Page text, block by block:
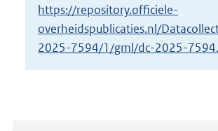
https://repository.officiele-
overheidspublicaties.nl/
2025-7594/1/gml/dc-2025-